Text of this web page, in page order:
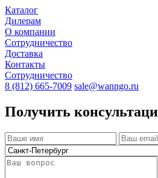
Каталог
Дилерам
О компании
Сотрудничество
Доставка
Контакты
Сотрудничество
8 (812) 665-7009 sale@wanngo.ru
Получить